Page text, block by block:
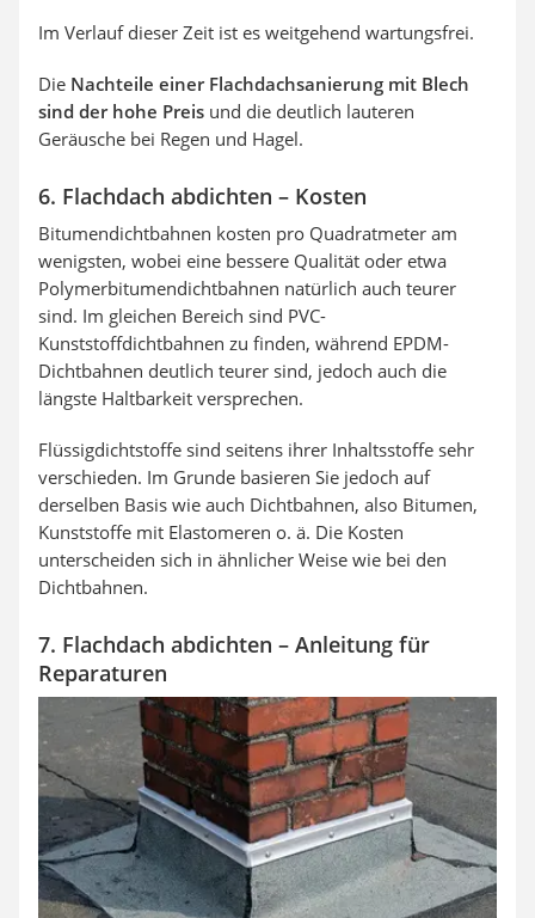
Im Verlauf dieser Zeit ist es weitgehend wartungsfrei.
Die Nachteile einer Flachdachsanierung mit Blech
sind der hohe Preis und die deutlich lauteren
Geräusche bei Regen und Hagel.
6. Flachdach abdichten – Kosten
Bitumendichtbahnen kosten pro Quadratmeter am
wenigsten, wobei eine bessere Qualität oder etwa
Polymerbitumendichtbahnen natürlich auch teurer
sind. Im gleichen Bereich sind PVC-
Kunststoffdichtbahnen zu finden, während EPDM-
Dichtbahnen deutlich teurer sind, jedoch auch die
längste Haltbarkeit versprechen.
Flüssigdichtstoffe sind seitens ihrer Inhaltsstoffe sehr
verschieden. Im Grunde basieren Sie jedoch auf
derselben Basis wie auch Dichtbahnen, also Bitumen,
Kunststoffe mit Elastomeren o. ä. Die Kosten
unterscheiden sich in ähnlicher Weise wie bei den
Dichtbahnen.
7. Flachdach abdichten – Anleitung für
Reparaturen